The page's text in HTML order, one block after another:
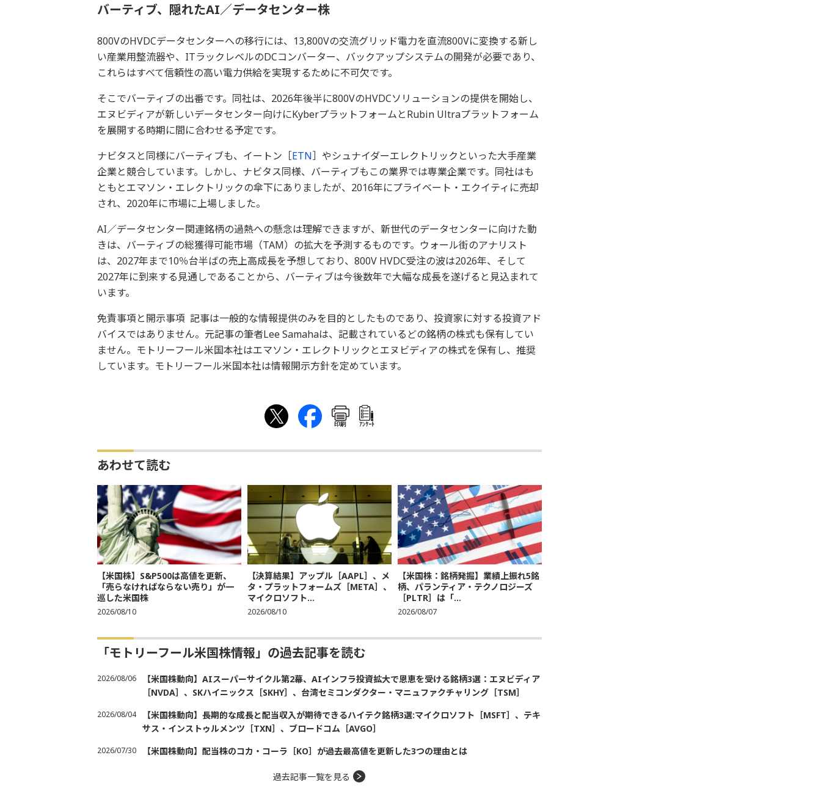
バーティブ、隠れたAI／データセンター株
800VのHVDCデータセンターへの移行には、13,800Vの交流グリッド電力を直流800Vに変換する新し
い産業用整流器や、ITラックレベルのDCコンバーター、バックアップシステムの開発が必要であり、
これらはすべて信頼性の高い電力供給を実現するために不可欠です。
そこでバーティブの出番です。同社は、2026年後半に800VのHVDCソリューションの提供を開始し、
エヌビディアが新しいデータセンター向けにKyberプラットフォームとRubin Ultraプラットフォーム
を展開する時期に間に合わせる予定です。
ナビタスと同様にバーティブも、イートン［ETN］やシュナイダーエレクトリックといった大手産業
企業と競合しています。しかし、ナビタス同様、バーティブもこの業界では専業企業です。同社はも
ともとエマソン・エレクトリックの傘下にありましたが、2016年にプライベート・エクイティに売却
され、2020年に市場に上場しました。
AI／データセンター関連銘柄の過熱への懸念は理解できますが、新世代のデータセンターに向けた動
きは、バーティブの総獲得可能市場（TAM）の拡大を予測するものです。ウォール街のアナリスト
は、2027年まで10％台半ばの売上高成長を予想しており、800V HVDC受注の波は2026年、そして
2027年に到来する見通しであることから、バーティブは今後数年で大幅な成長を遂げると見込まれて
います。
免責事項と開示事項 記事は一般的な情報提供のみを目的としたものであり、投資家に対する投資アド
バイスではありません。元記事の筆者Lee Samahaは、記載されているどの銘柄の株式も保有してい
ません。モトリーフール米国本社はエマソン・エレクトリックとエヌビディアの株式を保有し、推奨
しています。モトリーフール米国本社は情報開示方針を定めています。
印刷 ｱﾝｹｰﾄ
あわせて読む
【米国株】S&P500は高値を更新、
「売らなければならない売り」が一
巡した米国株
2026/08/10
【決算結果】アップル［AAPL］、メ
タ・プラットフォームズ［META］、
マイクロソフト...
2026/08/10
【米国株：銘柄発掘】業績上振れ5銘
柄、パランティア・テクノロジーズ
［PLTR］は「...
2026/08/07
「モトリーフール米国株情報」の過去記事を読む
2026/08/06
【米国株動向】AIスーパーサイクル第2幕、AIインフラ投資拡大で恩恵を受ける銘柄3選：エヌビディア
［NVDA］、SKハイニックス［SKHY］、台湾セミコンダクター・マニュファクチャリング［TSM］
2026/08/04
【米国株動向】長期的な成長と配当収入が期待できるハイテク銘柄3選:マイクロソフト［MSFT］、テキ
サス・インストゥルメンツ［TXN］、ブロードコム［AVGO］
2026/07/30 【米国株動向】配当株のコカ・コーラ［KO］が過去最高値を更新した3つの理由とは
過去記事一覧を見る